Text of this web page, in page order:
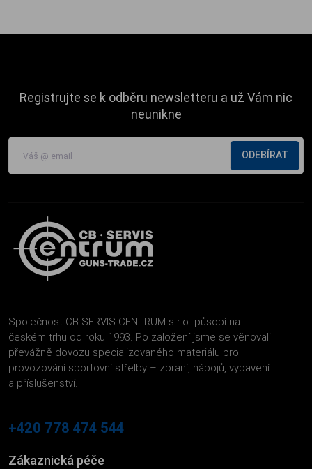
Registrujte se k odběru newsletteru a už Vám nic
neunikne
ODEBÍRAT
Společnost CB SERVIS CENTRUM s.r.o. působí na
českém trhu od roku 1993. Po založení jsme se věnovali
převážně dovozu specializovaného materiálu pro
provozování sportovní střelby – zbraní, nábojů, vybavení
a příslušenství.
+420 778 474 544
Zákaznická péče